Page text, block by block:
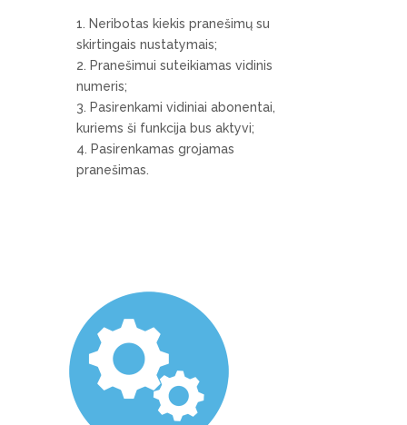
Neribotas kiekis pranešimų su
skirtingais nustatymais;
Pranešimui suteikiamas vidinis
numeris;
Pasirenkami vidiniai abonentai,
kuriems ši funkcija bus aktyvi;
Pasirenkamas grojamas
pranešimas.